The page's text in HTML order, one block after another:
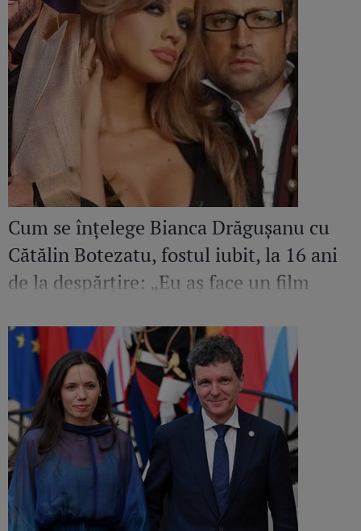
Cum se înțelege Bianca Drăgușanu cu
Cătălin Botezatu, fostul iubit, la 16 ani
de la despărțire: „Eu aș face un film
cunosc un om de calitatea aceasta”